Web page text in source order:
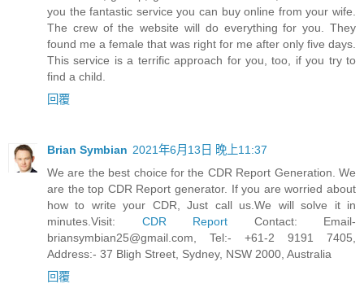
you the fantastic service you can buy online from your wife.
The crew of the website will do everything for you. They
found me a female that was right for me after only five days.
This service is a terrific approach for you, too, if you try to
find a child.
回覆
Brian Symbian 2021年6月13日 晚上11:37
We are the best choice for the CDR Report Generation. We
are the top CDR Report generator. If you are worried about
how to write your CDR, Just call us.We will solve it in
minutes.Visit: CDR Report Contact: Email-
briansymbian25@gmail.com , Tel:- +61-2 9191 7405,
Address:- 37 Bligh Street, Sydney, NSW 2000, Australia
回覆